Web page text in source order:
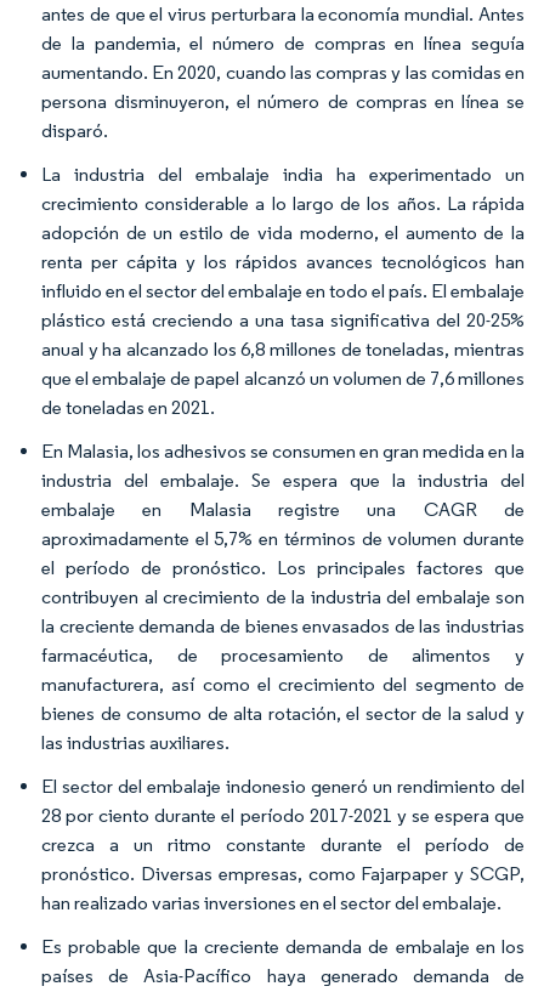
antes de que el virus perturbara la economía mundial. Antes
de la pandemia, el número de compras en línea seguía
aumentando. En 2020, cuando las compras y las comidas en
persona disminuyeron, el número de compras en línea se
disparó.
La industria del embalaje india ha experimentado un
crecimiento considerable a lo largo de los años. La rápida
adopción de un estilo de vida moderno, el aumento de la
renta per cápita y los rápidos avances tecnológicos han
influido en el sector del embalaje en todo el país. El embalaje
plástico está creciendo a una tasa significativa del 20-25%
anual y ha alcanzado los 6,8 millones de toneladas, mientras
que el embalaje de papel alcanzó un volumen de 7,6 millones
de toneladas en 2021.
En Malasia, los adhesivos se consumen en gran medida en la
industria del embalaje. Se espera que la industria del
embalaje en Malasia registre una CAGR de
aproximadamente el 5,7% en términos de volumen durante
el período de pronóstico. Los principales factores que
contribuyen al crecimiento de la industria del embalaje son
la creciente demanda de bienes envasados de las industrias
farmacéutica, de procesamiento de alimentos y
manufacturera, así como el crecimiento del segmento de
bienes de consumo de alta rotación, el sector de la salud y
las industrias auxiliares.
El sector del embalaje indonesio generó un rendimiento del
28 por ciento durante el período 2017-2021 y se espera que
crezca a un ritmo constante durante el período de
pronóstico. Diversas empresas, como Fajarpaper y SCGP,
han realizado varias inversiones en el sector del embalaje.
Es probable que la creciente demanda de embalaje en los
países de Asia-Pacífico haya generado demanda de